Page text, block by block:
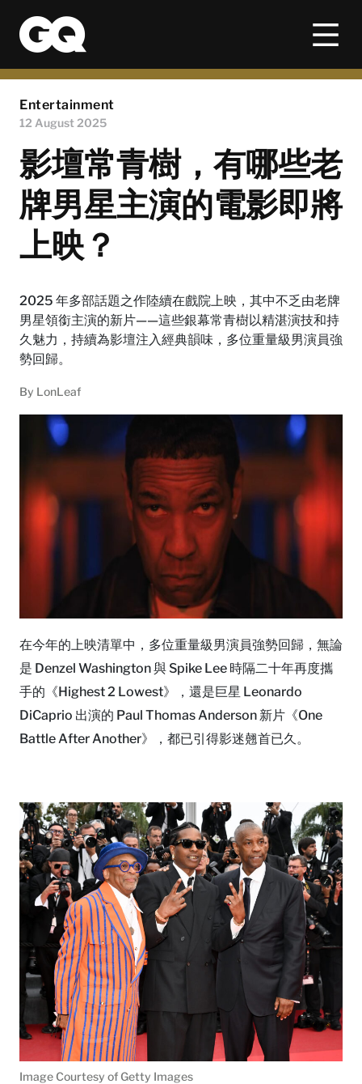
Entertainment
12 August 2025
影壇常青樹，有哪些老
牌男星主演的電影即將
上映？
2025 年多部話題之作陸續在戲院上映，其中不乏由老牌
男星領銜主演的新片——這些銀幕常青樹以精湛演技和持
久魅力，持續為影壇注入經典韻味，多位重量級男演員強
勢回歸。
By LonLeaf
在今年的上映清單中，多位重量級男演員強勢回歸，無論
是 Denzel Washington 與 Spike Lee 時隔二十年再度攜
手的《Highest 2 Lowest》，還是巨星 Leonardo
DiCaprio 出演的 Paul Thomas Anderson 新片《One
Battle After Another》，都已引得影迷翹首已久。
Image Courtesy of Getty Images